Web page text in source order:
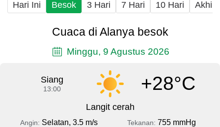
Hari Ini Besok 3 Hari 7 Hari 10 Hari Akhir
Cuaca di Alanya besok
Minggu, 9 Agustus 2026
Siang
13:00 +28°C
Langit cerah
Angin: Selatan, 3.5 m/s Tekanan: 755 mmHg